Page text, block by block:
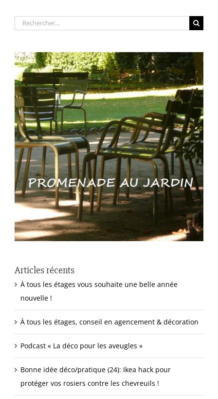
Rechercher:
Articles récents
À tous les étages vous souhaite une belle année
nouvelle !
À tous les étages, conseil en agencement & décoration
Podcast « La déco pour les aveugles »
Bonne idée déco/pratique (24): Ikea hack pour
protéger vos rosiers contre les chevreuils !